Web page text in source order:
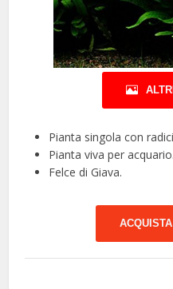
Pianta singola con
Pianta viva per acquario.
Felce di Giava.